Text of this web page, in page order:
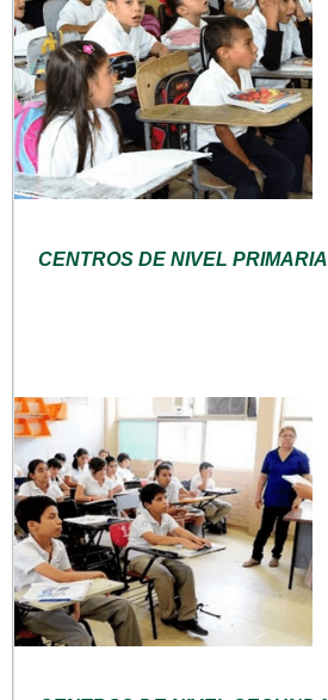
CENTROS DE NIVEL PRIMARIA